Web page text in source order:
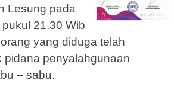
Lesung pada
21.30 Wib
yang diduga telah
pidana penyalahgunaan
– sabu.